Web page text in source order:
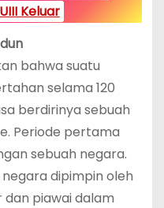
Keluar
bahwa suatu
selama 120
berdirinya sebuah
Periode pertama
sebuah negara.
dipimpin oleh
piawai dalam